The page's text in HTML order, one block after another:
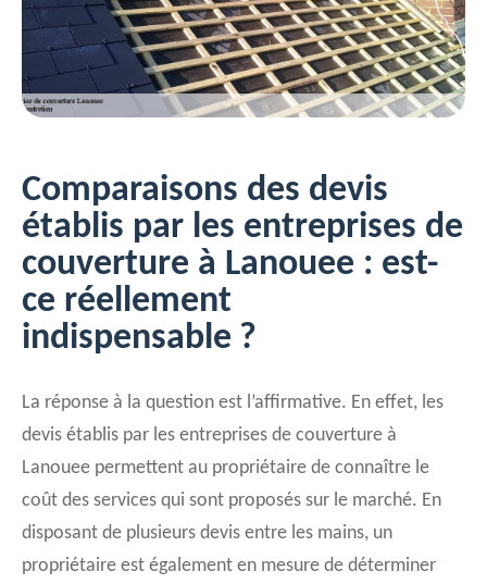
Comparaisons des devis
établis par les entreprises de
couverture à Lanouee : est-
ce réellement
indispensable ?
La réponse à la question est l’affirmative. En effet, les
devis établis par les entreprises de couverture à
Lanouee permettent au propriétaire de connaître le
coût des services qui sont proposés sur le marché. En
disposant de plusieurs devis entre les mains, un
propriétaire est également en mesure de déterminer